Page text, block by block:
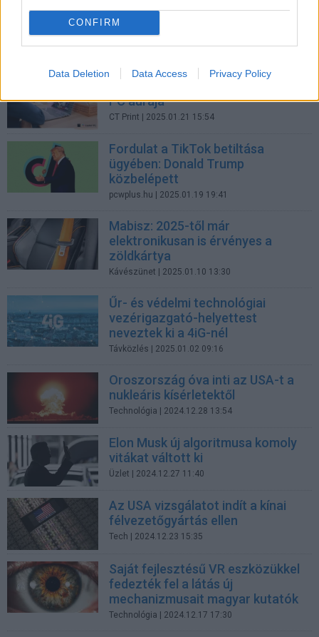
CONFIRM
Data Deletion Data Access Privacy Policy
Megkapta a környezethasználati
engedélyt az Eve Power debreceni
akkumulátorgyára
PC aurája
CT Print | 2025.01.21 15:54
Fordulat a TikTok betiltása
ügyében: Donald Trump
közbelépett
pcwplus.hu | 2025.01.19 19:41
Mabisz: 2025-től már
elektronikusan is érvényes a
zöldkártya
Kávészünet | 2025.01.10 13:30
Űr- és védelmi technológiai
vezérigazgató-helyettest
neveztek ki a 4iG-nél
Távközlés | 2025.01.02 09:16
Oroszország óva inti az USA-t a
nukleáris kísérletektől
Technológia | 2024.12.28 13:54
Elon Musk új algoritmusa komoly
vitákat váltott ki
Üzlet | 2024.12.27 11:40
Az USA vizsgálatot indít a kínai
félvezetőgyártás ellen
Tech | 2024.12.23 15:35
Saját fejlesztésű VR eszközükkel
fedezték fel a látás új
mechanizmusait magyar kutatók
Technológia | 2024.12.17 17:30